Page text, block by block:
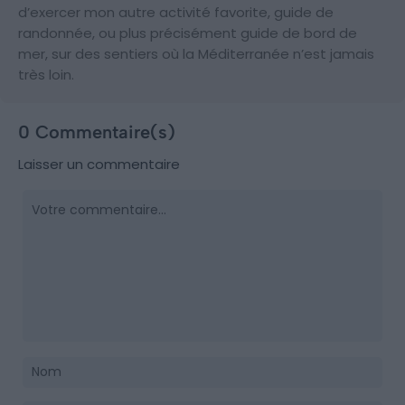
d’exercer mon autre activité favorite, guide de
randonnée, ou plus précisément guide de bord de
mer, sur des sentiers où la Méditerranée n’est jamais
très loin.
0 Commentaire(s)
Laisser un commentaire